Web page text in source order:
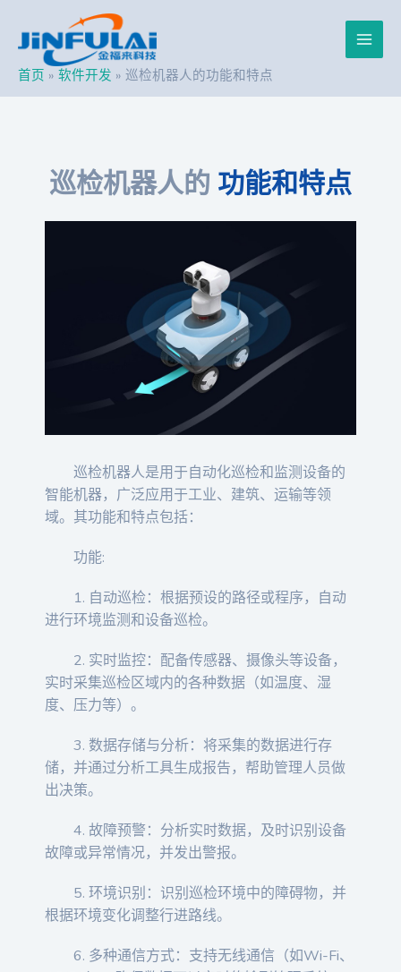
Main
首页 软件开发 巡检机器人的功能和特点
巡检机器人的 功能和特点
巡检机器人是用于自动化巡检和监测设备的
智能机器，广泛应用于工业、建筑、运输等领
域。其功能和特点包括：
功能:
1. 自动巡检：根据预设的路径或程序，自动
进行环境监测和设备巡检。
2. 实时监控：配备传感器、摄像头等设备，
实时采集巡检区域内的各种数据（如温度、湿
度、压力等）。
3. 数据存储与分析：将采集的数据进行存
储，并通过分析工具生成报告，帮助管理人员做
出决策。
4. 故障预警：分析实时数据，及时识别设备
故障或异常情况，并发出警报。
5. 环境识别：识别巡检环境中的障碍物，并
根据环境变化调整行进路线。
6. 多种通信方式：支持无线通信（如Wi-Fi、
navigation